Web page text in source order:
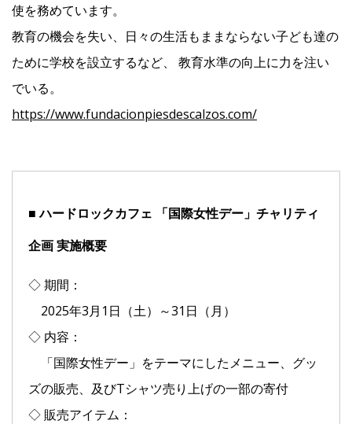
使を務めています。
教育の機会を失い、日々の生活もままならない子ども達の
ために学校を設立するなど、 教育水準の向上に力を注い
でいる。
https://www.fundacionpiesdescalzos.com/
■ ハードロックカフェ 「国際女性デー」チャリティ
企画 実施概要
◇ 期間：
2025年3月1日（土）～31日（月）
◇ 内容：
「国際女性デー」をテーマにしたメニュー、グッ
ズの販売、及びTシャツ売り上げの一部の寄付
◇ 販売アイテム：